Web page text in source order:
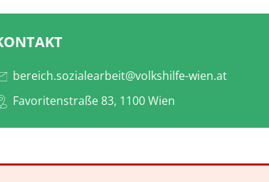
bereich.sozialearbeit@volkshilfe-wien.at
Favoritenstraße 83, 1100 Wien